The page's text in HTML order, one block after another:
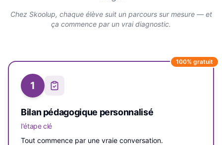
Chez Skoolup, chaque élève suit un parcours sur mesure — et
ça commence par un vrai diagnostic.
100% gratuit
1
Bilan pédagogique personnalisé
l'étape clé
Tout commence par une vraie conversation.